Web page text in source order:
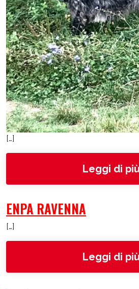
[…]
Leggi di
ENPA RAVENNA
[…]
Leggi di